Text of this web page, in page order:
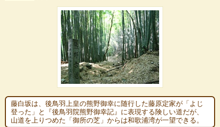
藤白坂は、後鳥羽上皇の熊野御幸に随行した藤原定家が「よじ
登った」と『後鳥羽院熊野御幸記』に表現する険しい道だが、
山道を上りつめた「御所の芝」からは和歌浦湾が一望できる。